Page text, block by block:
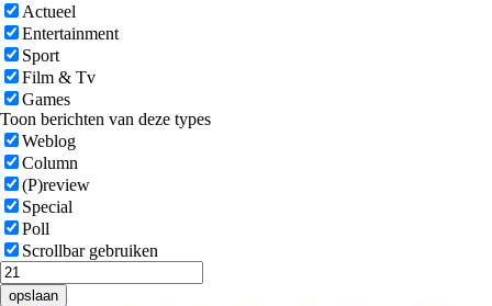
Actueel
Entertainment
Sport
Film & Tv
Games
Toon berichten van deze types
Weblog
Column
(P)review
Special
Poll
Scrollbar gebruiken
opslaan